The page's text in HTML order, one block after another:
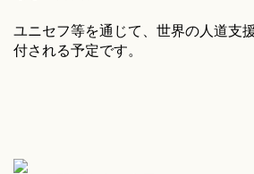
ユニセフ等を通じて、世界の人道支
付される予定です。